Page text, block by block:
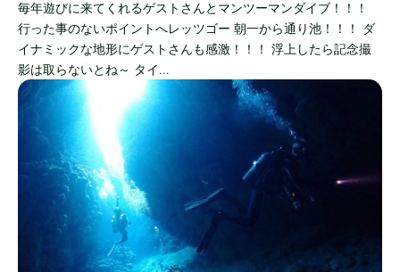
毎年遊びに来てくれるゲストさんとマンツーマンダイブ！！！
行った事のないポイントへレッツゴー 朝一から通り池！！！ ダ
イナミックな地形にゲストさんも感激！！！ 浮上したら記念撮
影は取らないとね～ タイ…